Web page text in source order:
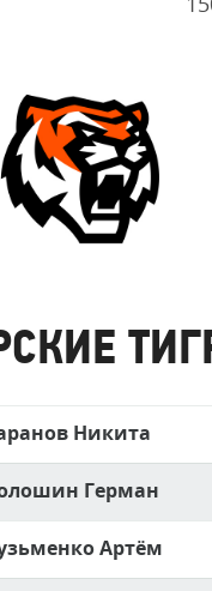
Амурские
Тигры
Никита
Герман
Артём